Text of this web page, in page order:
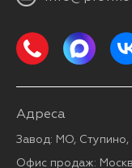
Адреса
Завод: МО, Ступино,
Офис продаж: